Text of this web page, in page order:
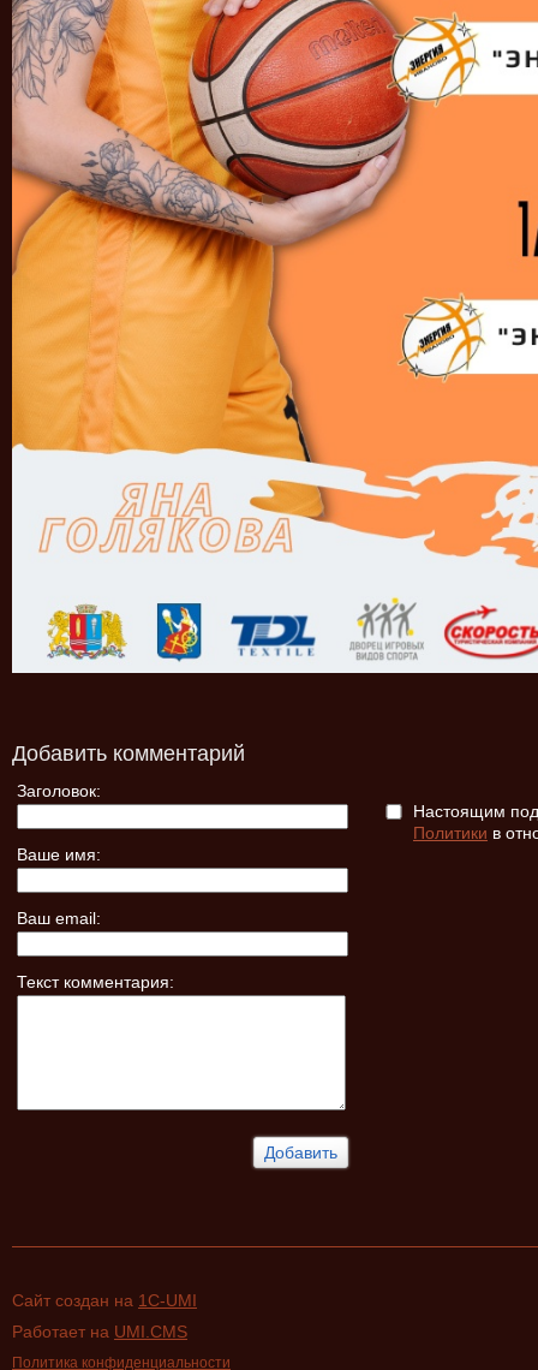
Добавить комментарий
Заголовок:
Ваше имя:
Ваш email:
Текст комментария:
Настоящим
Политики в
Сайт создан на 1C-UMI
Работает на UMI.CMS
Политика конфиденциальности